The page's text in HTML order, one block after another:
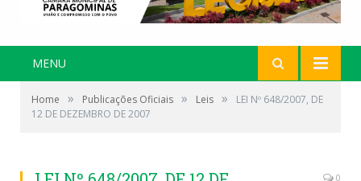
MENU
Home » Publicações Oficiais » Leis »
LEI Nº 648/2007, DE
12 DE DEZEMBRO DE 2007
0